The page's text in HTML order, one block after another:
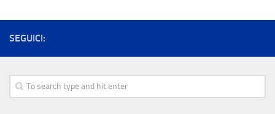
SEGUICI: